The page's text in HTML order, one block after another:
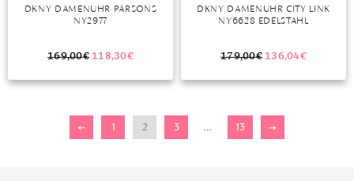
DKNY DAMENUHR PARSONS
NY2977
169,00€ 118,30€
DKNY DAMENUHR CITY LINK
NY6628 EDELSTAHL
179,00€ 136,04€
← 1 2 3 … 13 →